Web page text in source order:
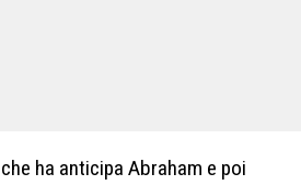
ha anticipa Abraham e poi